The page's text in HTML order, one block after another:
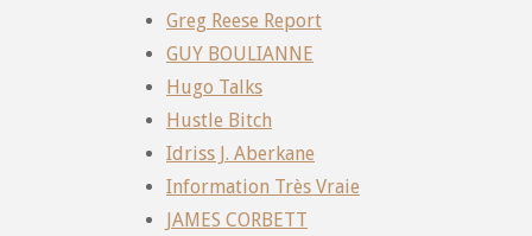
Greg Reese Report
GUY BOULIANNE
Hugo Talks
Hustle Bitch
Idriss J. Aberkane
Information Très Vraie
JAMES CORBETT